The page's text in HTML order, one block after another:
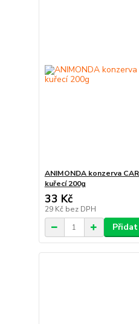
ANIMONDA konzerva
kuřecí 200g
33 Kč
29 Kč bez DPH